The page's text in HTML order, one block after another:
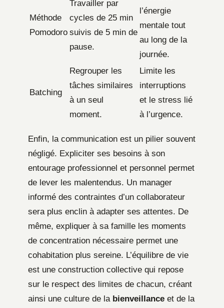
Méthode
Pomodoro
Travailler par
cycles de 25 min
suivis de 5 min de
pause.
l’énergie
mentale tout
au long de la
journée.
Batching
Regrouper les
tâches similaires
à un seul
moment.
Limite les
interruptions
et le stress lié
à l’urgence.
Enfin, la communication est un pilier souvent
négligé. Expliciter ses besoins à son
entourage professionnel et personnel permet
de lever les malentendus. Un manager
informé des contraintes d’un collaborateur
sera plus enclin à adapter ses attentes. De
même, expliquer à sa famille les moments
de concentration nécessaire permet une
cohabitation plus sereine. L’équilibre de vie
est une construction collective qui repose
sur le respect des limites de chacun, créant
ainsi une culture de la bienveillance et de la